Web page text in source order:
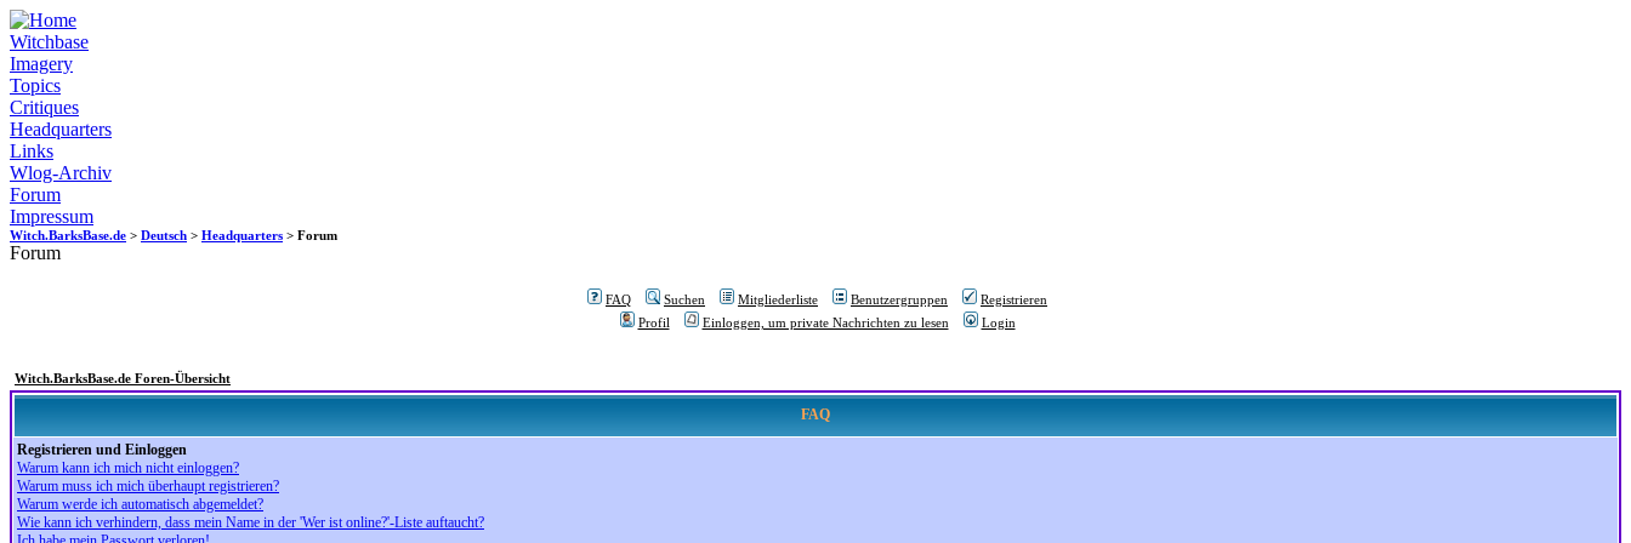
Witchbase
Imagery
Topics
Critiques
Headquarters
Links
Wlog-Archiv
Forum
Impressum
Witch.BarksBase.de > Deutsch > Headquarters > Forum
Forum
FAQ Suchen Mitgliederliste Benutzergruppen
Registrieren
Profil
Einloggen, um private Nachrichten zu lesen Login
Witch.BarksBase.de Foren-Übersicht
FAQ
Registrieren und Einloggen
Warum kann ich mich nicht einloggen?
Warum muss ich mich überhaupt registrieren?
Warum werde ich automatisch abgemeldet?
Wie kann ich verhindern, dass mein Name in der 'Wer ist online?'-Liste auftaucht?